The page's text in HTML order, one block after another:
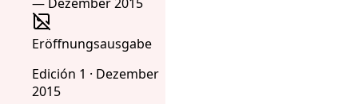
Eröffnungsausgabe
Edición 1 · Dezember
2015